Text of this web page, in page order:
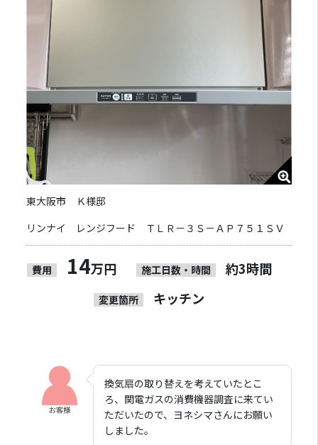
東大阪市 Ｋ様邸
リンナイ レンジフード ＴＬＲ－３Ｓ－ＡＰ７５１ＳＶ
費用 14万円 施工日数・時間 約3時間
変更箇所 キッチン
換気扇の取り替えを考えていたとこ
ろ、関電ガスの消費機器調査に来てい
ただいたので、ヨネシマさんにお願い
しました。